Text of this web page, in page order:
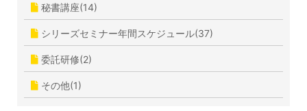
秘書講座(14)
シリーズセミナー年間スケジュール(37)
委託研修(2)
その他(1)